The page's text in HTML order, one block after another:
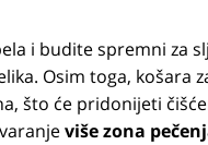
i budite spremni za
Osim toga, košara
što će pridonijeti
više zona